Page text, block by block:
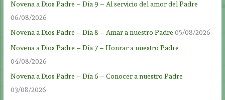
Novena a Dios Padre – Día 9 – Al servicio del amor del Padre
06/08/2026
Novena a Dios Padre – Día 8 – Amar a nuestro Padre 05/08/2026
Novena a Dios Padre – Día 7 – Honrar a nuestro Padre
04/08/2026
Novena a Dios Padre – Día 6 – Conocer a nuestro Padre
03/08/2026